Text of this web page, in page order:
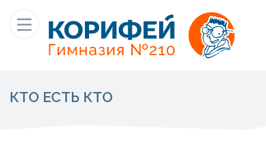
КТО ЕСТЬ КТО